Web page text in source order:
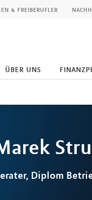
& freiberufler
über uns
Diplom